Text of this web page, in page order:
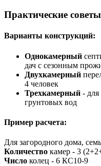
Практические
Варианты конструкций:
Однокамерный
дач с сезонным
Двухкамерный
4 человек
Трехкамерный - для
грунтовых вод
Пример расчета:
Для загородного дома,
Количество камер - 3
Число колец - 6 КС10-9